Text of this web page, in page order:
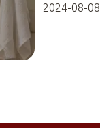
2024-08-08